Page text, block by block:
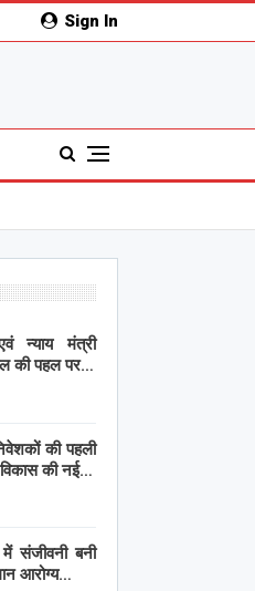
Sign In
न्याय मंत्री
की पहल पर…
की पहली
की नई…
संजीवनी बनी
आरोग्य…